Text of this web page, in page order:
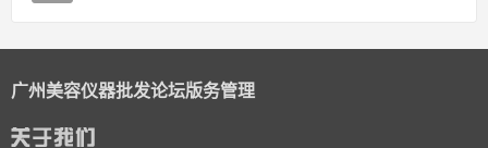
广州美容仪器批发论坛版务管理